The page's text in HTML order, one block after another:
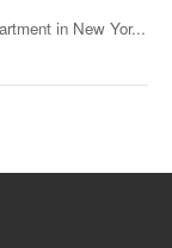
in New Yor...